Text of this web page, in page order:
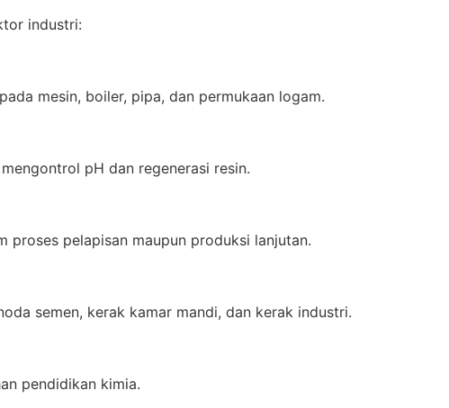
industri:
mesin, boiler, pipa, dan permukaan logam.
pH dan regenerasi resin.
proses pelapisan maupun produksi lanjutan.
semen, kerak kamar mandi, dan kerak industri.
pendidikan kimia.